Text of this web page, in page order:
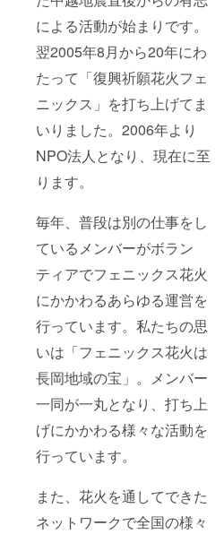
による活動が始まりです。
翌2005年8月から20年にわ
たって「復興祈願花火フェ
ニックス」を打ち上げてま
いりました。2006年より
NPO法人となり、現在に至
ります。
毎年、普段は別の仕事をし
ているメンバーがボラン
ティアでフェニックス花火
にかかわるあらゆる運営を
行っています。私たちの思
いは「フェニックス花火は
長岡地域の宝」。メンバー
一同が一丸となり、打ち上
げにかかわる様々な活動を
行っています。
また、花火を通してできた
ネットワークで全国の様々